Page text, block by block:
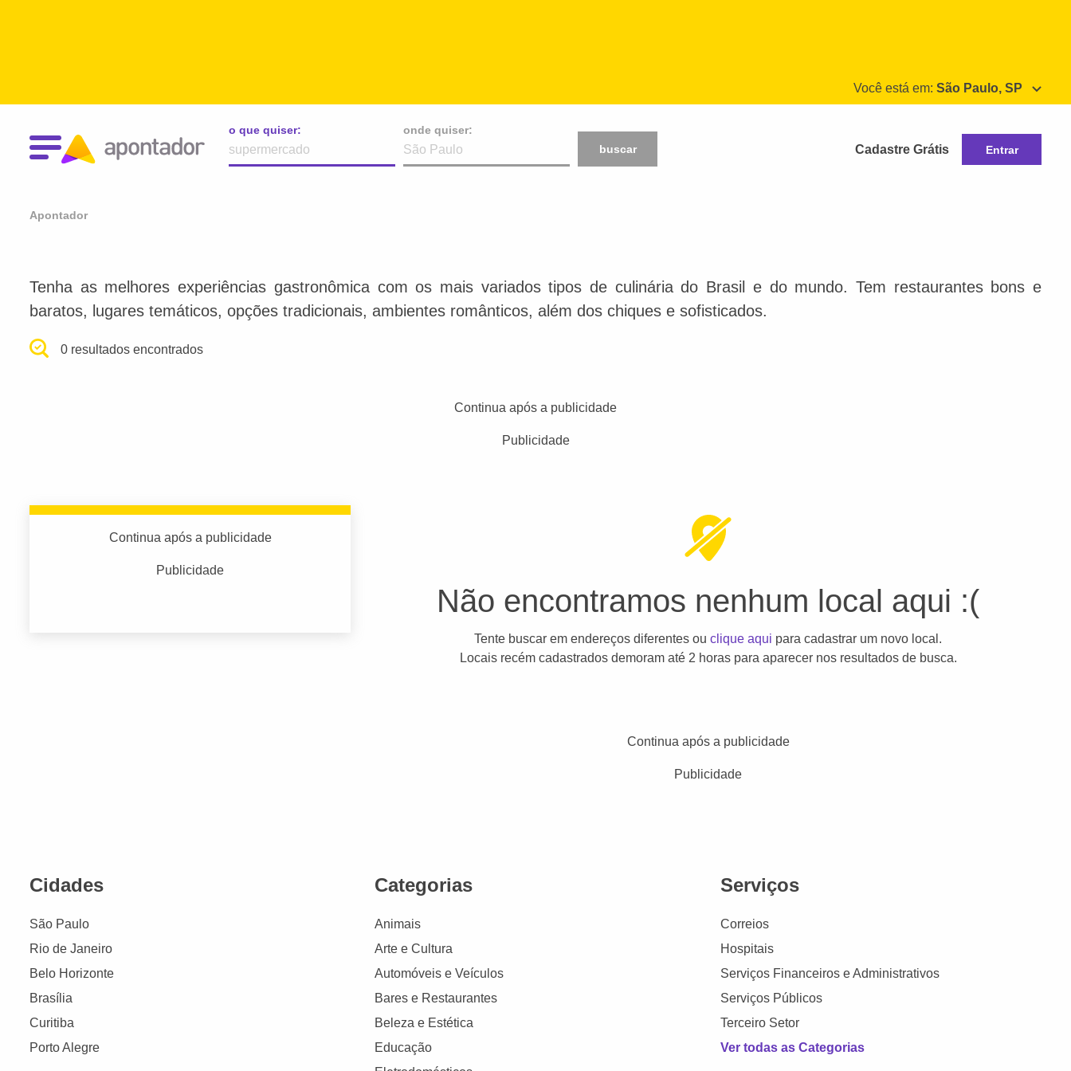
Você está em: São Paulo, SP
o que quiser:
onde quiser:
buscar
Cadastre Grátis Entrar
Apontador
Tenha as melhores experiências gastronômica com os mais variados tipos de culinária do Brasil e do mundo. Tem restaurantes bons e
baratos, lugares temáticos, opções tradicionais, ambientes românticos, além dos chiques e sofisticados.
0 resultados encontrados
Continua após a publicidade
Publicidade
Continua após a publicidade
Publicidade
Não encontramos nenhum local aqui :(
Tente buscar em endereços diferentes ouclique aqui para cadastrar um novo local.
Locais recém cadastrados demoram até 2 horas para aparecer nos resultados de busca.
Continua após a publicidade
Publicidade
Cidades
São Paulo
Rio de Janeiro
Belo Horizonte
Brasília
Curitiba
Porto Alegre
Categorias
Animais
Arte e Cultura
Automóveis e Veículos
Bares e Restaurantes
Beleza e Estética
Educação
Serviços
Correios
Hospitais
Serviços Financeiros e Administrativos
Serviços Públicos
Terceiro Setor
Ver todas as Categorias